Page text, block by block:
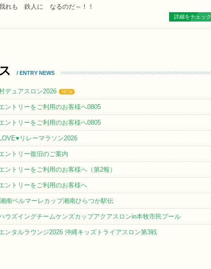
も 鉄人に なるのだ～！！
詳細をチェック
/ ENTRY NEWS
デュアスロン2026 NEW
ントリーをご利用のお客様へ0805
ントリーをご利用のお客様へ0805
リレーマラソン2026
ントリー復旧のご案内
ントリーをご利用のお客様へ（第2報）
ントリーをご利用のお客様へ
南ベルマーレカップ湘南ひらつか駅伝
ウズイングチームケンズカップアクアスロンin本牧市民プール
ンタルラウンジ2026 沖縄キッズトライアスロン第3戦